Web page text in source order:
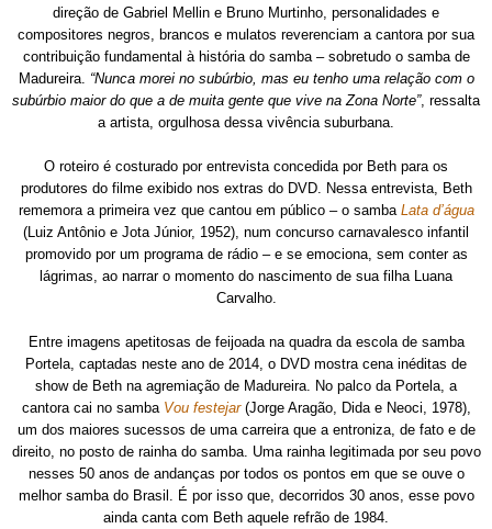
direção de Gabriel Mellin e Bruno Murtinho, personalidades e
compositores negros, brancos e mulatos reverenciam a cantora por sua
contribuição fundamental à história do samba – sobretudo o samba de
Madureira. “Nunca morei no subúrbio, mas eu tenho uma relação com o
subúrbio maior do que a de muita gente que vive na Zona Norte”, ressalta
a artista, orgulhosa dessa vivência suburbana.
O roteiro é costurado por entrevista concedida por Beth para os
produtores do filme exibido nos extras do DVD. Nessa entrevista, Beth
rememora a primeira vez que cantou em público – o samba Lata d’água
(Luiz Antônio e Jota Júnior, 1952), num concurso carnavalesco infantil
promovido por um programa de rádio – e se emociona, sem conter as
lágrimas, ao narrar o momento do nascimento de sua filha Luana
Carvalho.
Entre imagens apetitosas de feijoada na quadra da escola de samba
Portela, captadas neste ano de 2014, o DVD mostra cena inéditas de
show de Beth na agremiação de Madureira. No palco da Portela, a
cantora cai no samba Vou festejar(Jorge Aragão, Dida e Neoci, 1978),
um dos maiores sucessos de uma carreira que a entroniza, de fato e de
direito, no posto de rainha do samba. Uma rainha legitimada por seu povo
nesses 50 anos de andanças por todos os pontos em que se ouve o
melhor samba do Brasil. É por isso que, decorridos 30 anos, esse povo
ainda canta com Beth aquele refrão de 1984.